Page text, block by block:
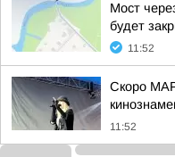
Мост
будет
11:52
Скоро
11:52